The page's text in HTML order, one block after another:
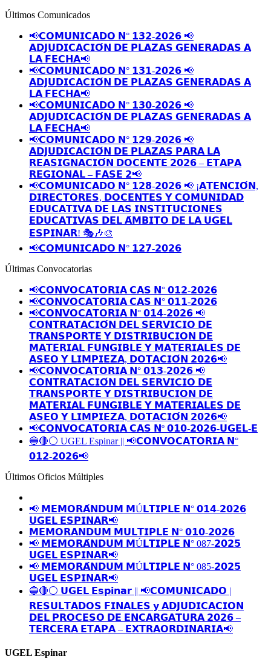
Últimos Comunicados
📢𝗖𝗢𝗠𝗨𝗡𝗜𝗖𝗔𝗗𝗢 𝗡° 𝟭𝟯𝟮-𝟮𝟬𝟮𝟲 📢
𝗔𝗗𝗝𝗨𝗗𝗜𝗖𝗔𝗖𝗜𝗢́𝗡 𝗗𝗘 𝗣𝗟𝗔𝗭𝗔𝗦 𝗚𝗘𝗡𝗘𝗥𝗔𝗗𝗔𝗦 𝗔
𝗟𝗔 𝗙𝗘𝗖𝗛𝗔📢
📢𝗖𝗢𝗠𝗨𝗡𝗜𝗖𝗔𝗗𝗢 𝗡° 𝟭𝟯𝟭-𝟮𝟬𝟮𝟲 📢
𝗔𝗗𝗝𝗨𝗗𝗜𝗖𝗔𝗖𝗜𝗢́𝗡 𝗗𝗘 𝗣𝗟𝗔𝗭𝗔𝗦 𝗚𝗘𝗡𝗘𝗥𝗔𝗗𝗔𝗦 𝗔
𝗟𝗔 𝗙𝗘𝗖𝗛𝗔📢
📢𝗖𝗢𝗠𝗨𝗡𝗜𝗖𝗔𝗗𝗢 𝗡° 𝟭𝟯𝟬-𝟮𝟬𝟮𝟲 📢
𝗔𝗗𝗝𝗨𝗗𝗜𝗖𝗔𝗖𝗜𝗢́𝗡 𝗗𝗘 𝗣𝗟𝗔𝗭𝗔𝗦 𝗚𝗘𝗡𝗘𝗥𝗔𝗗𝗔𝗦 𝗔
𝗟𝗔 𝗙𝗘𝗖𝗛𝗔📢
📢𝗖𝗢𝗠𝗨𝗡𝗜𝗖𝗔𝗗𝗢 𝗡° 𝟭𝟮𝟵-𝟮𝟬𝟮𝟲 📢
𝗔𝗗𝗝𝗨𝗗𝗜𝗖𝗔𝗖𝗜𝗢́𝗡 𝗗𝗘 𝗣𝗟𝗔𝗭𝗔𝗦 𝗣𝗔𝗥𝗔 𝗟𝗔
𝗥𝗘𝗔𝗦𝗜𝗚𝗡𝗔𝗖𝗜𝗢́𝗡 𝗗𝗢𝗖𝗘𝗡𝗧𝗘 𝟮𝟬𝟮𝟲 – 𝗘𝗧𝗔𝗣𝗔
𝗥𝗘𝗚𝗜𝗢𝗡𝗔𝗟 – 𝗙𝗔𝗦𝗘 𝟮📢
📢𝗖𝗢𝗠𝗨𝗡𝗜𝗖𝗔𝗗𝗢 𝗡° 𝟭𝟮𝟴-𝟮𝟬𝟮𝟲 📢 ¡𝗔𝗧𝗘𝗡𝗖𝗜𝗢́𝗡,
𝗗𝗜𝗥𝗘𝗖𝗧𝗢𝗥𝗘𝗦, 𝗗𝗢𝗖𝗘𝗡𝗧𝗘𝗦 𝗬 𝗖𝗢𝗠𝗨𝗡𝗜𝗗𝗔𝗗
𝗘𝗗𝗨𝗖𝗔𝗧𝗜𝗩𝗔 𝗗𝗘 𝗟𝗔𝗦 𝗜𝗡𝗦𝗧𝗜𝗧𝗨𝗖𝗜𝗢𝗡𝗘𝗦
𝗘𝗗𝗨𝗖𝗔𝗧𝗜𝗩𝗔𝗦 𝗗𝗘𝗟 𝗔́𝗠𝗕𝗜𝗧𝗢 𝗗𝗘 𝗟𝗔 𝗨𝗚𝗘𝗟
𝗘𝗦𝗣𝗜𝗡𝗔𝗥! 🎭🎶🎨
📢𝗖𝗢𝗠𝗨𝗡𝗜𝗖𝗔𝗗𝗢 𝗡° 𝟭𝟮𝟳-𝟮𝟬𝟮𝟲
Últimas Convocatorias
📢𝗖𝗢𝗡𝗩𝗢𝗖𝗔𝗧𝗢𝗥𝗜𝗔 𝗖𝗔𝗦 𝗡° 𝟬𝟭𝟮-𝟮𝟬𝟮𝟲
📢𝗖𝗢𝗡𝗩𝗢𝗖𝗔𝗧𝗢𝗥𝗜𝗔 𝗖𝗔𝗦 𝗡° 𝟬𝟭𝟭-𝟮𝟬𝟮𝟲
📢𝗖𝗢𝗡𝗩𝗢𝗖𝗔𝗧𝗢𝗥𝗜𝗔 𝗡° 𝟬𝟭𝟰-𝟮𝟬𝟮𝟲 📢
𝗖𝗢𝗡𝗧𝗥𝗔𝗧𝗔𝗖𝗜𝗢́𝗡 𝗗𝗘𝗟 𝗦𝗘𝗥𝗩𝗜𝗖𝗜𝗢 𝗗𝗘
𝗧𝗥𝗔𝗡𝗦𝗣𝗢𝗥𝗧𝗘 𝗬 𝗗𝗜𝗦𝗧𝗥𝗜𝗕𝗨𝗖𝗜𝗢𝗡 𝗗𝗘
𝗠𝗔𝗧𝗘𝗥𝗜𝗔𝗟 𝗙𝗨𝗡𝗚𝗜𝗕𝗟𝗘 𝗬 𝗠𝗔𝗧𝗘𝗥𝗜𝗔𝗟𝗘𝗦 𝗗𝗘
𝗔𝗦𝗘𝗢 𝗬 𝗟𝗜𝗠𝗣𝗜𝗘𝗭𝗔, 𝗗𝗢𝗧𝗔𝗖𝗜𝗢́𝗡 𝟮𝟬𝟮𝟲📢
📢𝗖𝗢𝗡𝗩𝗢𝗖𝗔𝗧𝗢𝗥𝗜𝗔 𝗡° 𝟬𝟭𝟯-𝟮𝟬𝟮𝟲 📢
𝗖𝗢𝗡𝗧𝗥𝗔𝗧𝗔𝗖𝗜𝗢́𝗡 𝗗𝗘𝗟 𝗦𝗘𝗥𝗩𝗜𝗖𝗜𝗢 𝗗𝗘
𝗧𝗥𝗔𝗡𝗦𝗣𝗢𝗥𝗧𝗘 𝗬 𝗗𝗜𝗦𝗧𝗥𝗜𝗕𝗨𝗖𝗜𝗢𝗡 𝗗𝗘
𝗠𝗔𝗧𝗘𝗥𝗜𝗔𝗟 𝗙𝗨𝗡𝗚𝗜𝗕𝗟𝗘 𝗬 𝗠𝗔𝗧𝗘𝗥𝗜𝗔𝗟𝗘𝗦 𝗗𝗘
𝗔𝗦𝗘𝗢 𝗬 𝗟𝗜𝗠𝗣𝗜𝗘𝗭𝗔, 𝗗𝗢𝗧𝗔𝗖𝗜𝗢́𝗡 𝟮𝟬𝟮𝟲📢
📢𝗖𝗢𝗡𝗩𝗢𝗖𝗔𝗧𝗢𝗥𝗜𝗔 𝗖𝗔𝗦 𝗡º 𝟬𝟭𝟬-𝟮𝟬𝟮𝟲-𝗨𝗚𝗘𝗟-𝗘
🔵🔴⚪️ UGEL Espinar || 📢𝗖𝗢𝗡𝗩𝗢𝗖𝗔𝗧𝗢𝗥𝗜𝗔 𝗡°
𝟬𝟭𝟮-𝟮𝟬𝟮𝟲📢
Últimos Oficios Múltiples
📢 𝗠𝗘𝗠𝗢𝗥𝗔́𝗡𝗗𝗨𝗠 𝗠Ú𝗟𝗧𝗜𝗣𝗟𝗘 𝗡° 𝟬𝟭𝟰-𝟮𝟬𝟮𝟲
𝗨𝗚𝗘𝗟 𝗘𝗦𝗣𝗜𝗡𝗔𝗥📢
𝗠𝗘𝗠𝗢𝗥𝗔𝗡𝗗𝗨𝗠 𝗠𝗨𝗟𝗧𝗜𝗣𝗟𝗘 𝗡° 𝟬𝟭𝟬-𝟮𝟬𝟮𝟲
📢 𝗠𝗘𝗠𝗢𝗥𝗔́𝗡𝗗𝗨𝗠 𝗠Ú𝗟𝗧𝗜𝗣𝗟𝗘 𝗡° 087-𝟮𝟬𝟮𝟱
𝗨𝗚𝗘𝗟 𝗘𝗦𝗣𝗜𝗡𝗔𝗥📢
📢 𝗠𝗘𝗠𝗢𝗥𝗔́𝗡𝗗𝗨𝗠 𝗠Ú𝗟𝗧𝗜𝗣𝗟𝗘 𝗡° 085-𝟮𝟬𝟮𝟱
𝗨𝗚𝗘𝗟 𝗘𝗦𝗣𝗜𝗡𝗔𝗥📢
🔵🔴⚪️ 𝗨𝗚𝗘𝗟 𝗘𝘀𝗽𝗶𝗻𝗮𝗿 || 📢𝗖𝗢𝗠𝗨𝗡𝗜𝗖𝗔𝗗𝗢 |
𝗥𝗘𝗦𝗨𝗟𝗧𝗔𝗗𝗢𝗦 𝗙𝗜𝗡𝗔𝗟𝗘𝗦 𝘆 𝗔𝗗𝗝𝗨𝗗𝗜𝗖𝗔𝗖𝗜𝗢𝗡
𝗗𝗘𝗟 𝗣𝗥𝗢𝗖𝗘𝗦𝗢 𝗗𝗘 𝗘𝗡𝗖𝗔𝗥𝗚𝗔𝗧𝗨𝗥𝗔 𝟮𝟬𝟮𝟲 –
𝗧𝗘𝗥𝗖𝗘𝗥𝗔 𝗘𝗧𝗔𝗣𝗔 – 𝗘𝗫𝗧𝗥𝗔𝗢𝗥𝗗𝗜𝗡𝗔𝗥𝗜𝗔📢
UGEL Espinar